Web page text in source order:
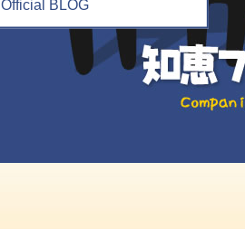
Official BLOG